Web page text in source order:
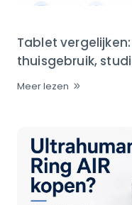
Tablet
thuisgebruik,
Meer lezen